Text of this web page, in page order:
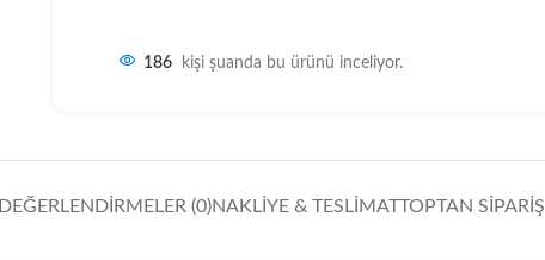
186 kişi şuanda bu ürünü inceliyor.
DEĞERLENDIRMELER (0)NAKLIYE & TESLIMATTOPTAN SIPARIŞ